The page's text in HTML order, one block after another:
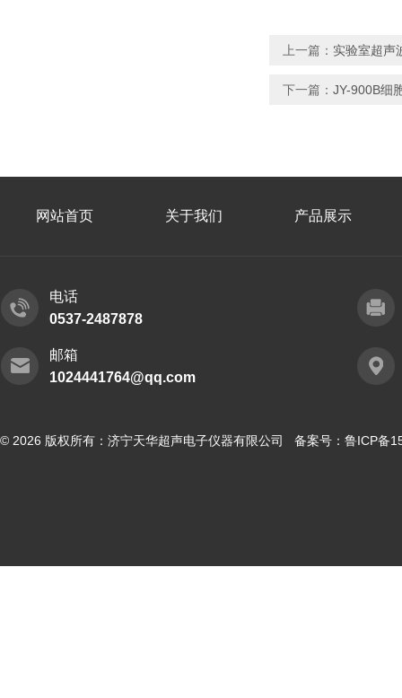
上一篇： 实验室超声
下一篇： JY-900B细
网站首页 关于我们 产品展示
电话
0537-2487878
邮箱
1024441764@qq.com
© 2026 版权所有：济宁天华超声电子仪器有限公司 备案号： 鲁ICP备